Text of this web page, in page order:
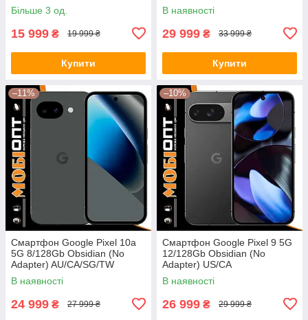
Більше 3 од.
15 999 ₴ 19 999 ₴
Купити
В наявності
29 999 ₴ 33 999 ₴
Купити
–11%
Смартфон Google Pixel 10a
5G 8/128Gb Obsidian (No
Adapter) AU/CA/SG/TW
В наявності
24 999 ₴ 27 999 ₴
–10%
Смартфон Google Pixel 9 5G
12/128Gb Obsidian (No
Adapter) US/CA
В наявності
26 999 ₴ 29 999 ₴